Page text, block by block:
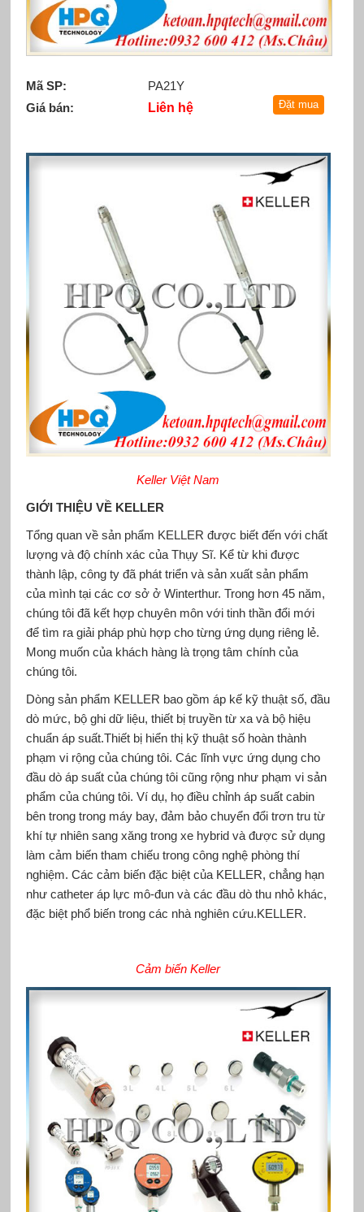
Mã SP:
PA21Y
Giá bán:
Liên hệ
Keller Việt Nam
GIỚI THIỆU VỀ KELLER
Tổng quan về sản phẩm KELLER được biết đến với chất
lượng và độ chính xác của Thụy Sĩ. Kể từ khi được
thành lập, công ty đã phát triển và sản xuất sản phẩm
của mình tại các cơ sở ở Winterthur. Trong hơn 45 năm,
chúng tôi đã kết hợp chuyên môn với tinh thần đổi mới
để tìm ra giải pháp phù hợp cho từng ứng dụng riêng lẻ.
Mong muốn của khách hàng là trọng tâm chính của
chúng tôi.
Dòng sản phẩm KELLER bao gồm áp kế kỹ thuật số, đầu
dò mức, bộ ghi dữ liệu, thiết bị truyền từ xa và bộ hiệu
chuẩn áp suất.Thiết bị hiển thị kỹ thuật số hoàn thành
phạm vi rộng của chúng tôi. Các lĩnh vực ứng dụng cho
đầu dò áp suất của chúng tôi cũng rộng như phạm vi sản
phẩm của chúng tôi. Ví dụ, họ điều chỉnh áp suất cabin
bên trong trong máy bay, đảm bảo chuyển đổi trơn tru từ
khí tự nhiên sang xăng trong xe hybrid và được sử dụng
làm cảm biến tham chiếu trong công nghệ phòng thí
nghiệm. Các cảm biến đặc biệt của KELLER, chẳng hạn
như catheter áp lực mô-đun và các đầu dò thu nhỏ khác,
đặc biệt phổ biến trong các nhà nghiên cứu.KELLER.
Cảm biến Keller